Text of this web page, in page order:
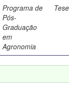
Programa de
Pós-
Graduação
em
Agronomia
Tese